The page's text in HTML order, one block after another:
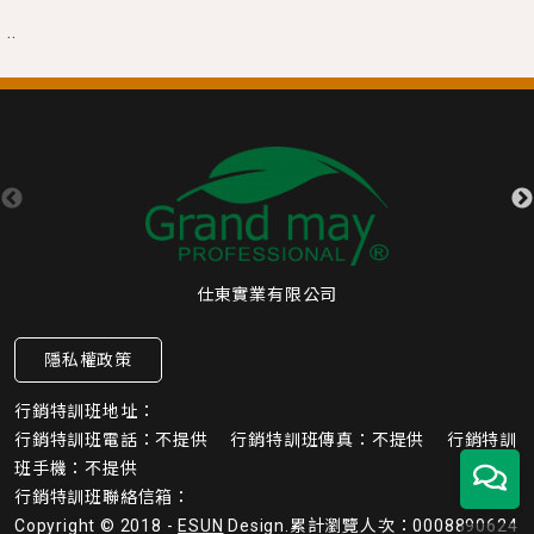
..
仕東實業有限公司
隱私權政策
行銷特訓班地址：
行銷特訓班電話：不提供 行銷特訓班傳真：不提供 行銷特訓
班手機：不提供
行銷特訓班聯絡信箱：
Copyright © 2018 - ESUN Design.累計瀏覽人次：0008890624